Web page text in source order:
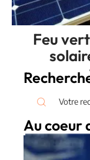
Feu
Au coeur